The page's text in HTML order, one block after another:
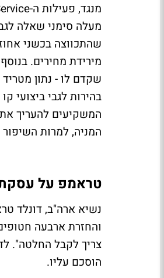
מעלה סימני שאלה
שהתכווצה בכשני
מירידת מחירים.
שקדם לו - נתון
המשקיעים להעריך
המניה, למרות
טראמפ על
נשיא ארה"ב, דונלד
והחזרת ארבעה
צריך לקבל החלטה".
הוסכם עליו.